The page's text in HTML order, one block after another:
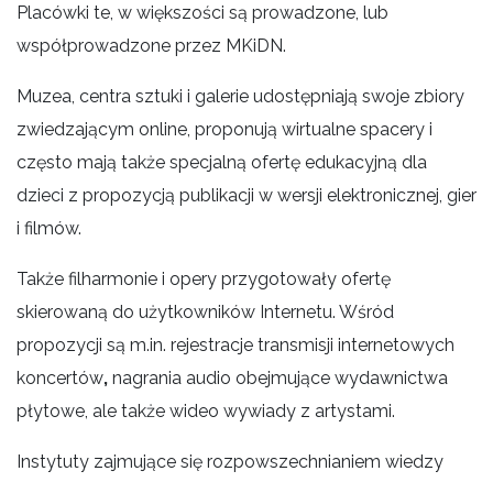
Placówki te, w większości są prowadzone, lub
współprowadzone przez MKiDN.
Muzea, centra sztuki i galerie udostępniają swoje zbiory
zwiedzającym online, proponują wirtualne spacery i
często mają także specjalną ofertę edukacyjną dla
dzieci z propozycją publikacji w wersji elektronicznej, gier
i filmów.
Także filharmonie i opery przygotowały ofertę
skierowaną do użytkowników Internetu. Wśród
propozycji są m.in. rejestracje transmisji internetowych
koncertów, nagrania audio obejmujące wydawnictwa
płytowe, ale także wideo wywiady z artystami.
Instytuty zajmujące się rozpowszechnianiem wiedzy